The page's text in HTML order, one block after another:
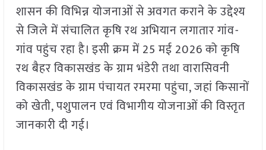
शासन की विभिन्न योजनाओं से अवगत कराने के उद्देश्य
से जिले में संचालित कृषि रथ अभियान लगातार गांव-
गांव पहुंच रहा है। इसी क्रम में 25 मई 2026 को कृषि
रथ बैहर विकासखंड के ग्राम भंडेरी तथा वारासिवनी
विकासखंड के ग्राम पंचायत रमरमा पहुंचा, जहां किसानों
को खेती, पशुपालन एवं विभागीय योजनाओं की विस्तृत
जानकारी दी गई।